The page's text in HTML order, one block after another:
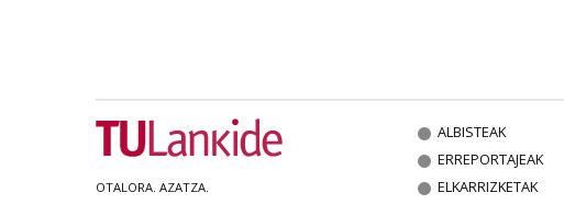
OTALORA. AZATZA.
ALBISTEAK
ERREPORTAJEAK
ELKARRIZKETAK